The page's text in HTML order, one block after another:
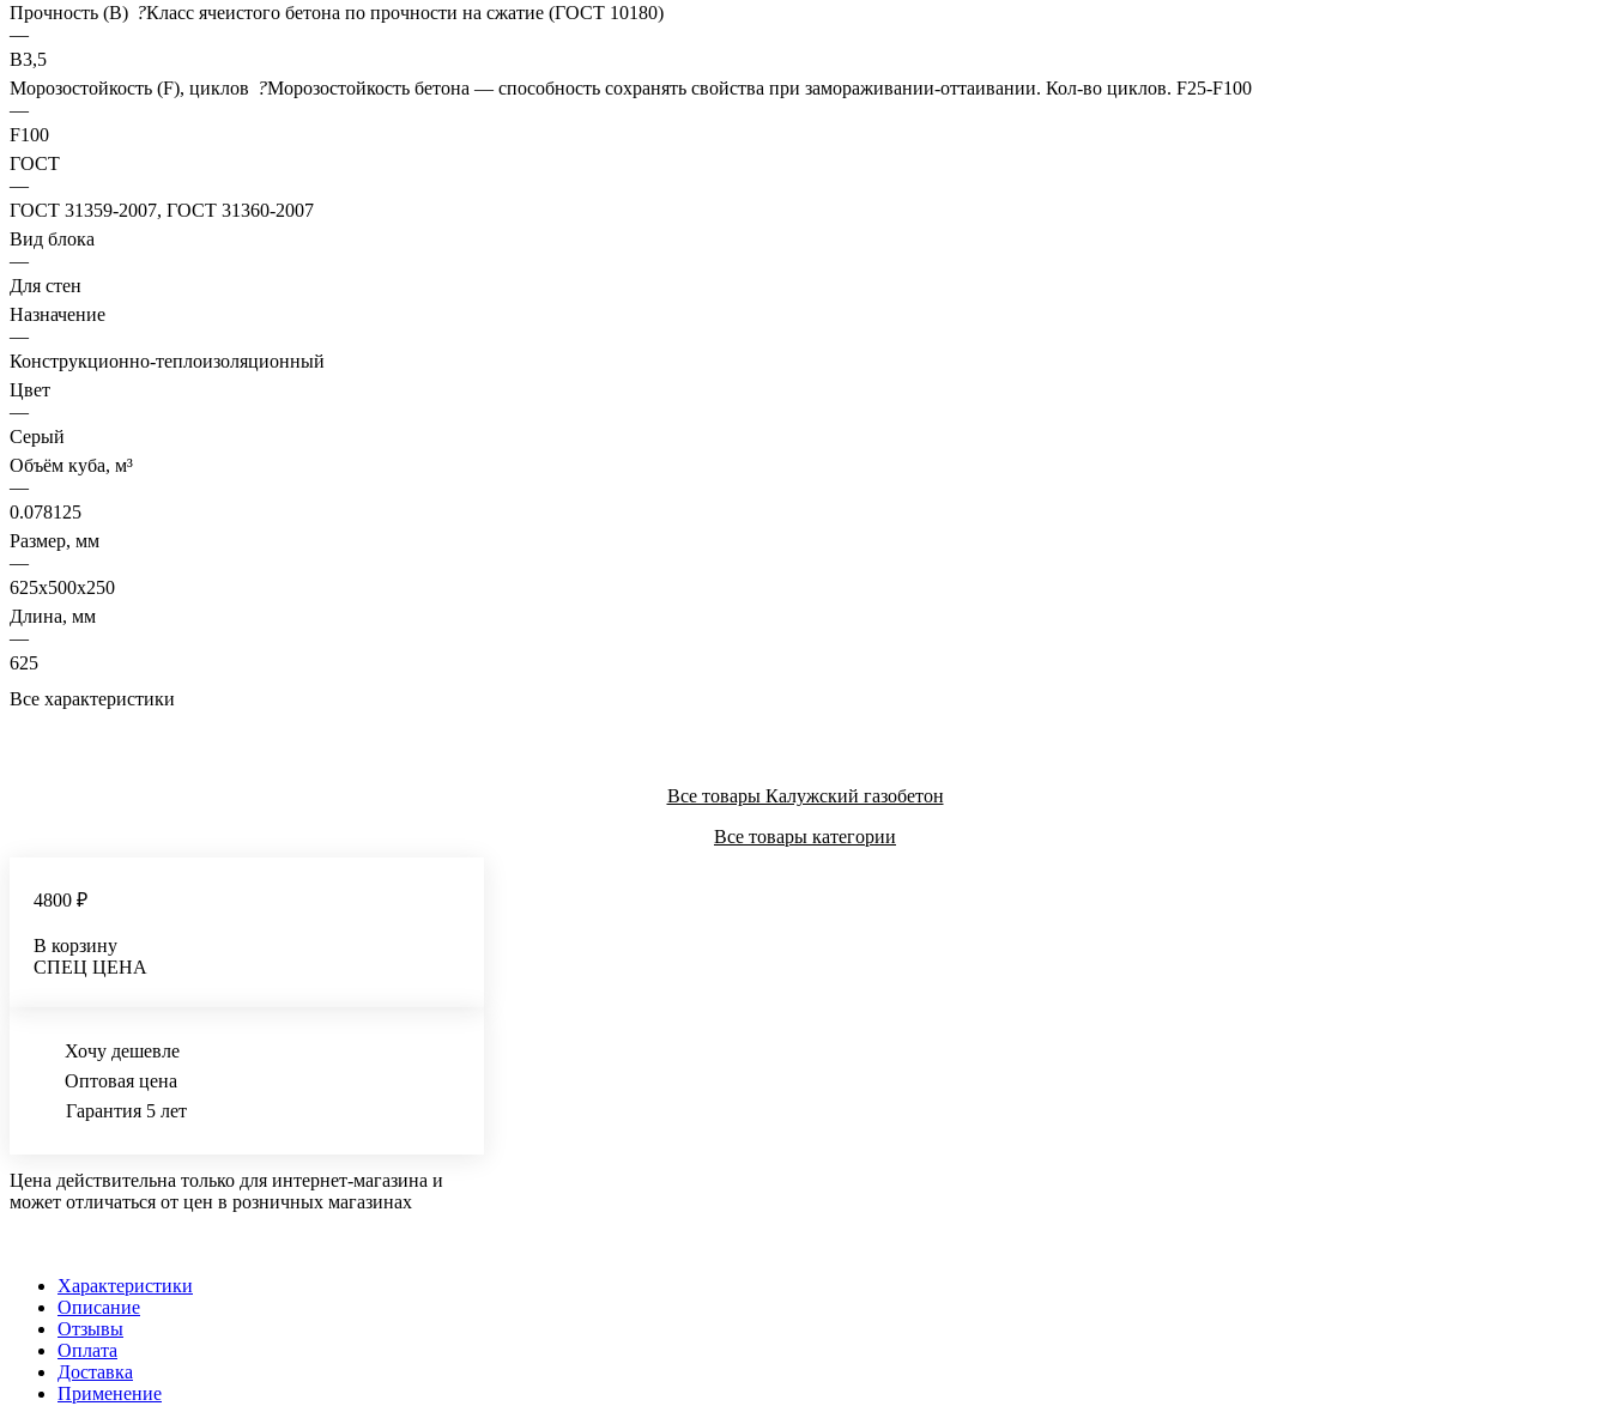
Прочность (В) ?Класс ячеистого бетона по прочности на сжатие (ГОСТ 10180)
—
B3,5
Морозостойкость (F), циклов ?Морозостойкость бетона — способность сохранять свойства при замораживании-оттаивании. Кол-во циклов. F25-F100
—
F100
ГОСТ
—
ГОСТ 31359-2007, ГОСТ 31360-2007
Вид блока
—
Для стен
Назначение
—
Конструкционно-теплоизоляционный
Цвет
—
Серый
Объём куба, м³
—
0.078125
Размер, мм
—
625х500х250
Длина, мм
—
625
Все характеристики
Все товары Калужский газобетон
Все товары категории
4800 ₽
В корзину
СПЕЦ ЦЕНА
Хочу дешевле
Оптовая цена
Гарантия 5 лет
Цена действительна только для интернет-магазина и
может отличаться от цен в розничных магазинах
Характеристики
Описание
Отзывы
Оплата
Доставка
Применение